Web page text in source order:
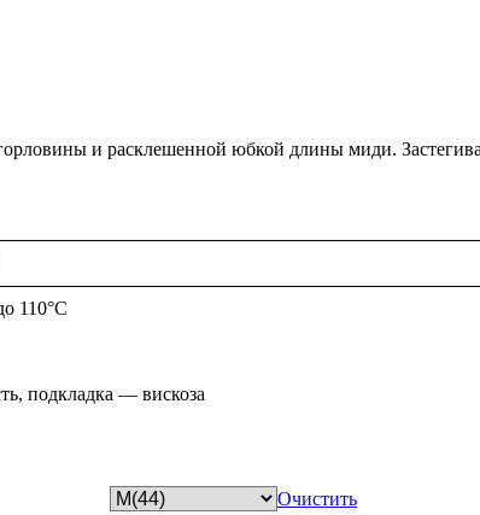
и расклешенной юбкой длины миди.
110°С
подкладка — вискоза
Очистить